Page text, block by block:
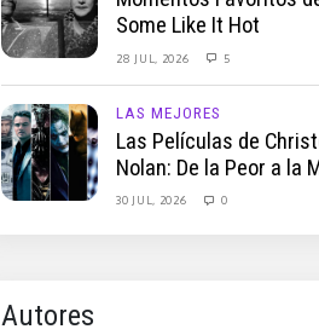
Some Like It Hot
28 JUL, 2026 5
LAS MEJORES
Las Películas de
Nolan: De la Peor a la
30 JUL, 2026 0
Autores